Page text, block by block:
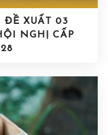
XUẤT 03
NGHỊ CẤP